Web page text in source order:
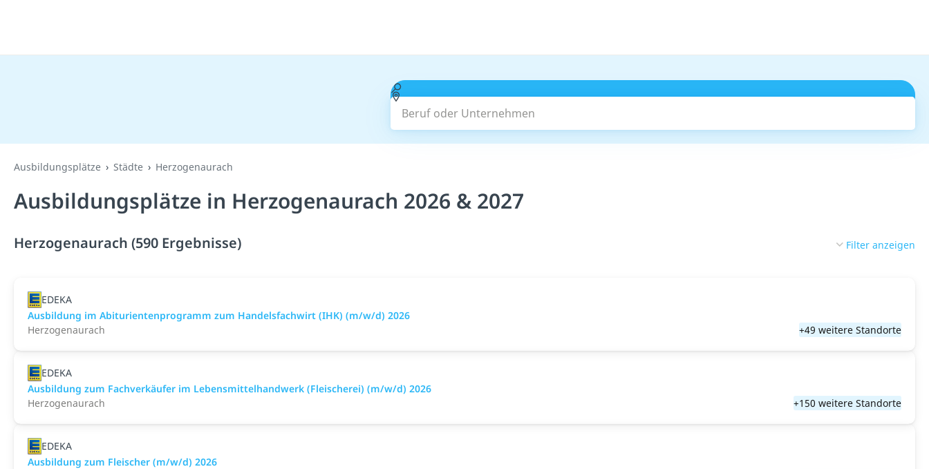
Beruf oder Unternehmen
Ausbildungsplätze Städte Herzogenaurach
Ausbildungsplätze in Herzogenaurach 2026 & 2027
Herzogenaurach (590 Ergebnisse) Filter anzeigen
EDEKA
Ausbildung im Abiturientenprogramm zum Handelsfachwirt (IHK) (m/w/d) 2026
Herzogenaurach
+49 weitere Standorte
EDEKA
Ausbildung zum Fachverkäufer im Lebensmittelhandwerk (Fleischerei) (m/w/d) 2026
Herzogenaurach
+150 weitere Standorte
EDEKA
Ausbildung zum Fleischer (m/w/d) 2026